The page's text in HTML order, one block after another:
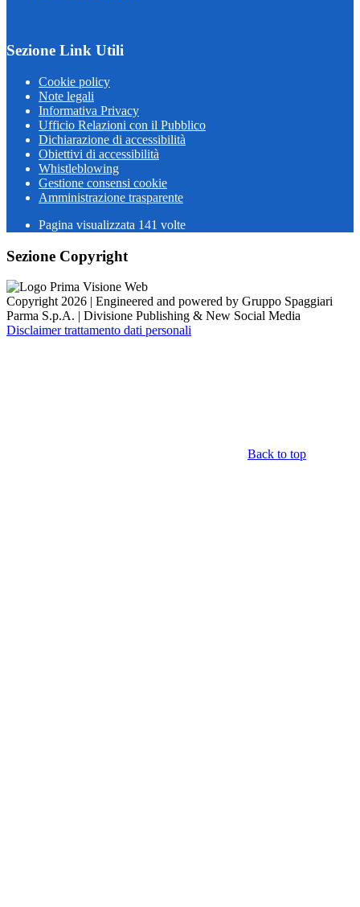
Sezione Link Utili
Cookie policy
Note legali
Informativa Privacy
Ufficio Relazioni con il Pubblico
Dichiarazione di accessibilità
Obiettivi di accessibilità
Whistleblowing
Gestione consensi cookie
Amministrazione trasparente
Pagina visualizzata 141 volte
Sezione Copyright
Copyright 2026 | Engineered and powered by Gruppo Spaggiari
Parma S.p.A. | Divisione Publishing & New Social Media
Disclaimer trattamento dati personali
Back to top